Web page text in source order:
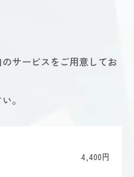
サービスをご用意してお
。
4,400円